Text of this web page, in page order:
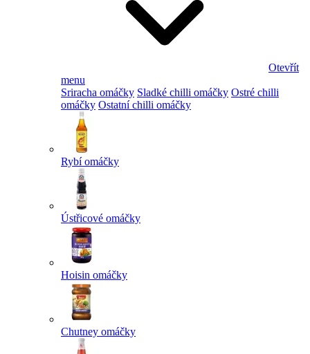
Otevřít
menu
Sriracha omáčky Sladké chilli omáčky Ostré chilli
omáčky Ostatní chilli omáčky
Rybí omáčky
Ústřicové omáčky
Hoisin omáčky
Chutney omáčky